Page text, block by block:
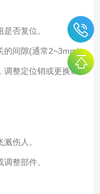
否复位。
间隙(通常2~3mm)。
整定位销或更换试
伤人。
整部件。